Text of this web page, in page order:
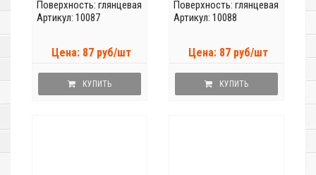
Поверхность: глянцевая
Артикул: 10087
Цена: 87 руб/шт
КУПИТЬ
Поверхность: глянцевая
Артикул: 10088
Цена: 87 руб/шт
КУПИТЬ